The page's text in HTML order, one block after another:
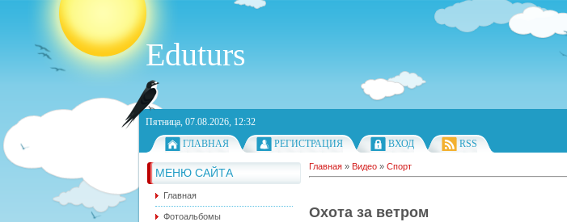
Eduturs
Пятница, 07.08.2026, 12:32
ГЛАВНАЯ
РЕГИСТРАЦИЯ ВХОД RSS
МЕНЮ САЙТА
Главная
Фотоальбомы
Главная » Видео » Спорт
Охота за ветром